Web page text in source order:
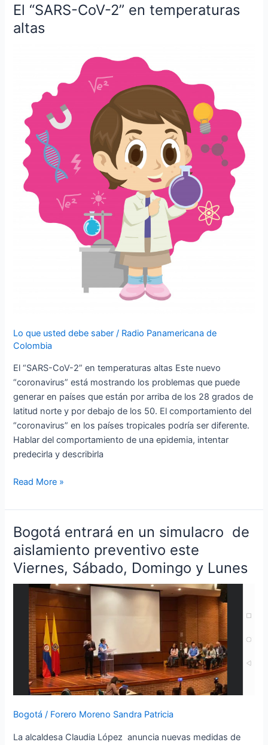
El “SARS-CoV-2” en temperaturas
altas
Lo que usted debe saber / Radio Panamericana de
Colombia
El “SARS-CoV-2” en temperaturas altas Este nuevo
“coronavirus” está mostrando los problemas que puede
generar en países que están por arriba de los 28 grados de
latitud norte y por debajo de los 50. El comportamiento del
“coronavirus” en los países tropicales podría ser diferente.
Hablar del comportamiento de una epidemia, intentar
predecirla y describirla
El
“SARS-
CoV-
Read More »
Bogotá entrará en un simulacro de
aislamiento preventivo este
Viernes, Sábado, Domingo y Lunes
Bogotá / Forero Moreno Sandra Patricia
La alcaldesa Claudia López anuncia nuevas medidas de
Bogotá
entrará
en
un
simulacro
aislamiento
preventivo
este
Viernes,
Sábado,
Domingo
Lunes